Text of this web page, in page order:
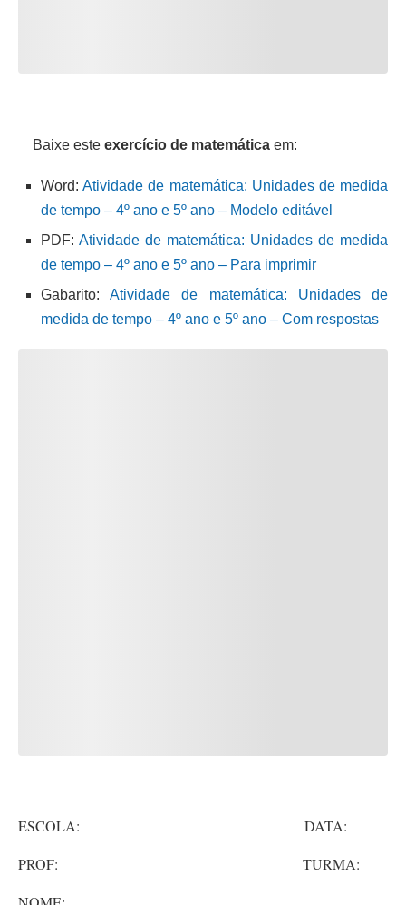
Baixe este exercício de matemática em:
Word:Atividade de matemática: Unidades de medida
de tempo – 4º ano e 5º ano – Modelo editável
PDF: Atividade de matemática: Unidades de medida
de tempo – 4º ano e 5º ano – Para imprimir
Gabarito:Atividade de matemática: Unidades de
medida de tempo – 4º ano e 5º ano – Com respostas
ESCOLA: DATA:
PROF: TURMA: